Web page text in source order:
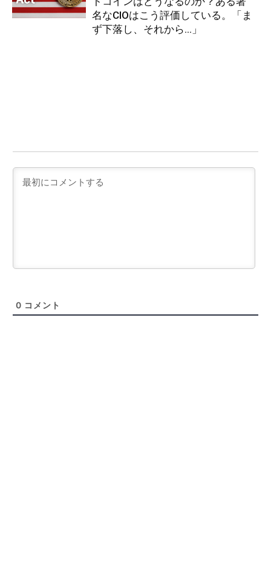
名なCIOはこう評価している。「ま
ず下落し、それから…」
0 コメント